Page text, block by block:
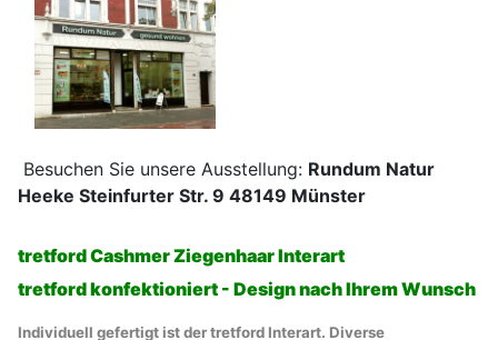
Besuchen Sie unsere Ausstellung: Rundum Natur
Heeke Steinfurter Str. 9 48149 Münster
tretford Cashmer Ziegenhaar Interart
tretford konfektioniert - Design nach Ihrem Wunsch
Individuell gefertigt ist der tretford Interart. Diverse